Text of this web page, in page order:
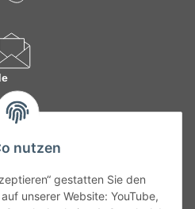
nutzen
gestatten Sie den
unserer Website: YouTube,